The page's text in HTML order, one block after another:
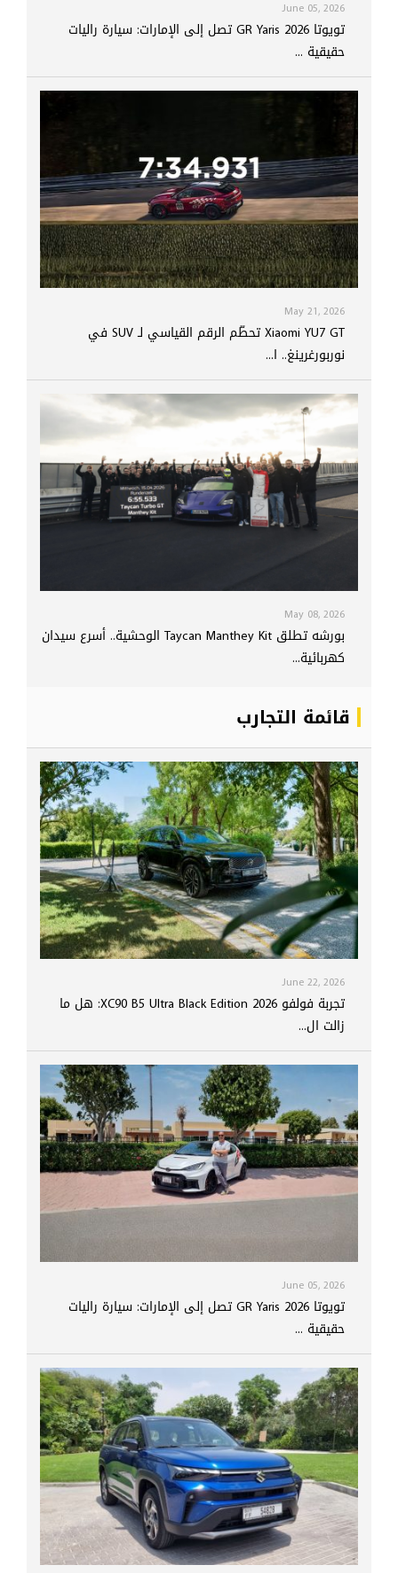
June 05, 2026
تويوتا GR Yaris 2026 تصل إلى الإمارات: سيارة راليات
حقيقية ...
May 21, 2026
Xiaomi YU7 GT تحطّم الرقم القياسي لـ SUV في
نوربورغرينغ.. ا...
May 08, 2026
بورشه تطلق Taycan Manthey Kit الوحشية.. أسرع سيدان
كهربائية...
قائمة التجارب
June 22, 2026
تجربة فولفو XC90 B5 Ultra Black Edition 2026: هل ما
زالت ال...
June 05, 2026
تويوتا GR Yaris 2026 تصل إلى الإمارات: سيارة راليات
حقيقية ...